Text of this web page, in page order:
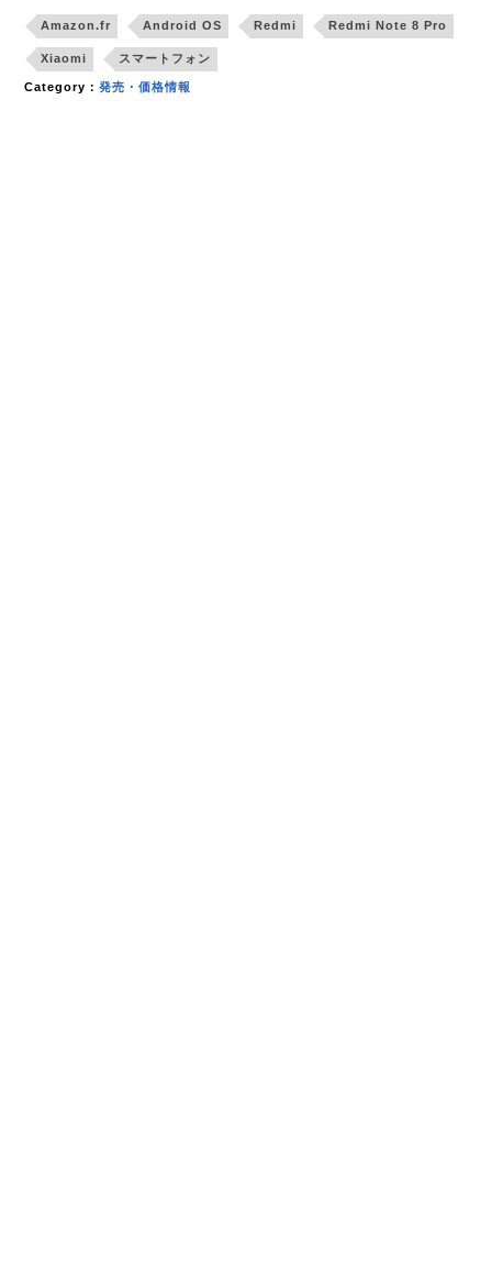
Amazon.fr Android OS Redmi Redmi Note 8 Pro
Xiaomi スマートフォン
Category：発売・価格情報